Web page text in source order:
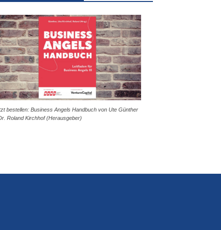
bestellen: Business Angels Handbuch von Ute Günther
Roland Kirchhof (Herausgeber)